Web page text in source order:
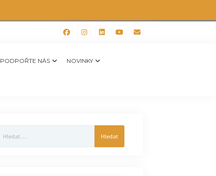
PODPOŘTE NÁS NOVINKY